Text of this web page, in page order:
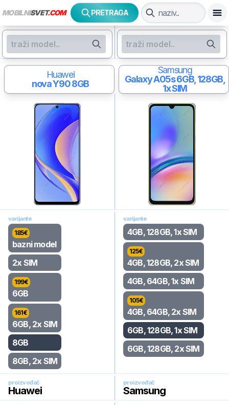
MOBILNISVET.COM PRETRAGA
Huawei
nova Y908GB
Samsung
Galaxy A05s6GB, 128GB,
1x SIM
varijante
185€
bazni model
2x SIM
199€
6GB
161€
6GB, 2x SIM
8GB
8GB, 2x SIM
varijante
4GB, 128GB, 1x SIM
125€
4GB, 128GB, 2x SIM
4GB, 64GB, 1x SIM
105€
4GB, 64GB, 2x SIM
6GB, 128GB, 1x SIM
6GB, 128GB, 2x SIM
proizvođač
Huawei
proizvođač
Samsung